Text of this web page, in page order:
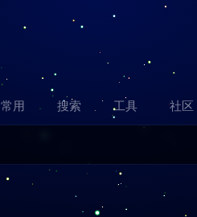
常用 搜索 工具 社区